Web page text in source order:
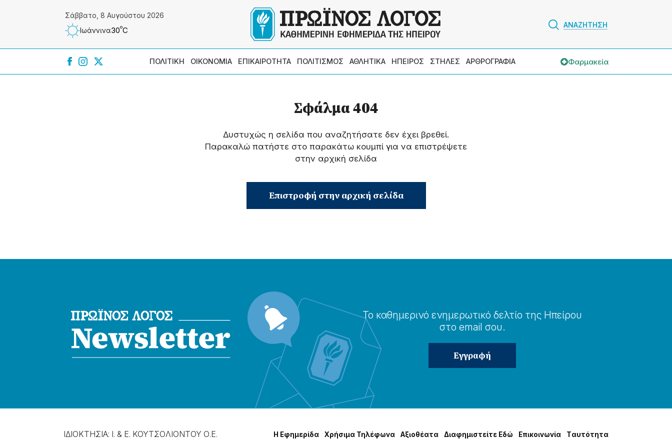
Σάββατο, 8 Αυγούστου 2026
Ιωάννɩνα30ºC
ΑΝΑΖΗΤΗΣΗ
ΠΟΛΙΤΙΚΗ ΟΙΚΟΝΟΜΙΑ ΕΠΙΚΑΙΡΟΤΗΤΑ ΠΟΛΙΤΙΣΜΟΣ ΑΘΛΗΤΙΚΑ ΗΠΕΙΡΟΣ ΣΤΗΛΕΣ ΑΡΘΡΟΓΡΑΦΙΑ Φαρμακεία
Σφάλμα 404
Δυστυχώς η σελίδα που αναζητήσατε δεν έχει βρεθεί.
Παρακαλώ πατήστε στο παρακάτω κουμπί για να επιστρέψετε
στην αρχική σελίδα
Επιστροφή στην αρχική σελίδα
Το καθημερɩνό ενημερωτɩκό δελτίο της Ηπείρου
στο email σου.
ΙΔΙΟΚΤΗΣΙΑ: Ι. & Ε. ΚΟΥΤΣΟΛΙΟΝΤΟΥ Ο.Ε. Η Εφημερίδα Χρήσɩμα Τηλέφωνα Αξɩοθέατα Δɩαφημɩστείτε Εδώ Επɩκοɩνωνία Tαυτότητα